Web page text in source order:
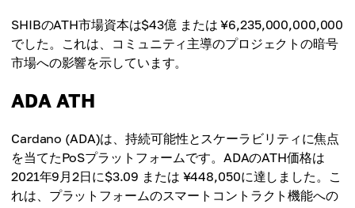
SHIBのATH市場資本は$43億 または ¥6,235,000,000,000
でした。これは、コミュニティ主導のプロジェクトの暗号
市場への影響を示しています。
ADA ATH
Cardano (ADA)は、持続可能性とスケーラビリティに焦点
を当てたPoSプラットフォームです。ADAのATH価格は
2021年9月2日に$3.09 または ¥448,050に達しました。こ
れは、プラットフォームのスマートコントラクト機能への